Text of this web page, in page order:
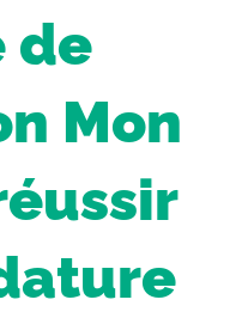
de
Mon